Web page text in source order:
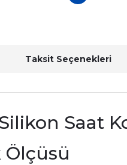
Taksit Seçenekleri
Saat